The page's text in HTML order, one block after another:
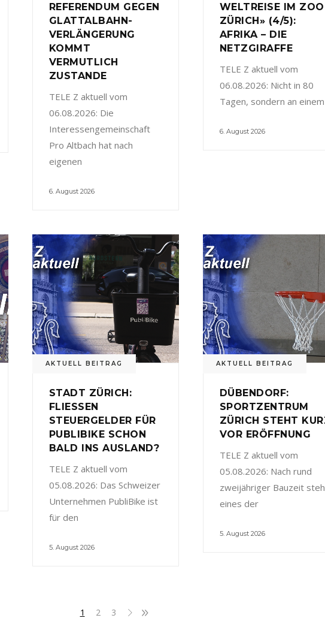
REFERENDUM GEGEN
GLATTALBAHN-
VERLÄNGERUNG
KOMMT
VERMUTLICH
ZUSTANDE
TELE Z aktuell vom
06.08.2026: Die
Interessengemeinschaft
Pro Altbach hat nach
eigenen
6. August 2026
WELTREISE IM ZOO
ZÜRICH» (4/5):
AFRIKA – DIE
NETZGIRAFFE
TELE Z aktuell vom
06.08.2026: Nicht in 80
Tagen, sondern an einem
6. August 2026
AKTUELL BEITRAG
STADT ZÜRICH:
FLIESSEN
STEUERGELDER FÜR
PUBLIBIKE SCHON
BALD INS AUSLAND?
TELE Z aktuell vom
05.08.2026: Das Schweizer
Unternehmen PubliBike ist
für den
5. August 2026
AKTUELL BEITRAG
DÜBENDORF:
SPORTZENTRUM
ZÜRICH STEHT
VOR ERÖFFNUNG
TELE Z aktuell vom
05.08.2026: Nach rund
zweijähriger Bauzeit
eines der
5. August 2026
1 2 3